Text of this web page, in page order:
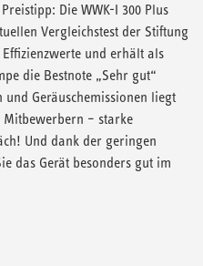
Die WWK-I 300 Plus
Vergleichstest der Stiftung
und erhält als
die Bestnote „Sehr gut“
und Geräuschemissionen liegt
Mitbewerbern – starke
Und dank der geringen
das Gerät besonders gut im